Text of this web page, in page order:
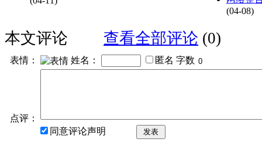
(04-08)
本文评论 查看全部评论 (0)
表情： 姓名： 匿名 字数
点评：
同意评论声明
发表